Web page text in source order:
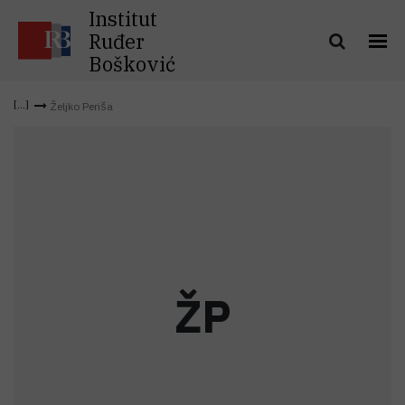
Institut
Ruđer
Bošković
Željko Periša
ŽP